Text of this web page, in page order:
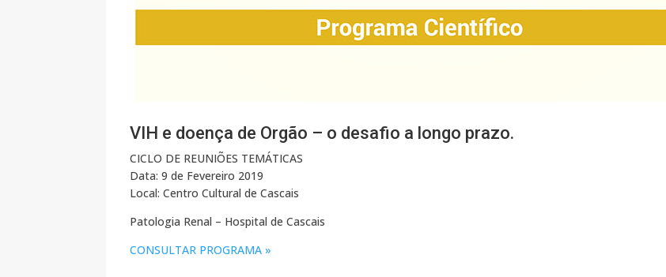
VIH e doença de Orgão – o desafio a longo prazo.
CICLO DE REUNIÕES TEMÁTICAS
Data: 9 de Fevereiro 2019
Local: Centro Cultural de Cascais
Patologia Renal – Hospital de Cascais
CONSULTAR PROGRAMA »